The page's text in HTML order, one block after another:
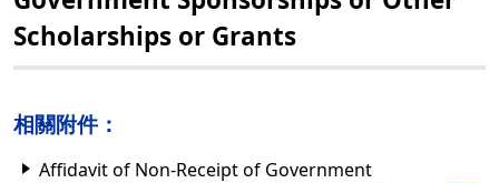
Scholarships or Grants
相關附件：
Affidavit of Non-Receipt of Government